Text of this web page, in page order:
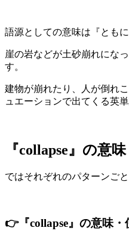
語源としての意味は『とも
崖の岩などが土砂崩れにな
す。
建物が崩れたり、人が倒れ
ュエーションで出てくる英単
『collapse』の意
ではそれぞれのパターンご
👉『collapse』の意味